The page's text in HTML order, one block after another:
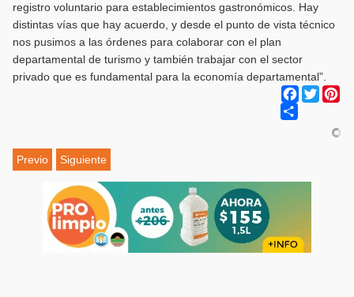
registro voluntario para establecimientos gastronómicos. Hay
distintas vías que hay acuerdo, y desde el punto de vista técnico
nos pusimos a las órdenes para colaborar con el plan
departamental de turismo y también trabajar con el sector
privado que es fundamental para la economía departamental”.
Facebook
Twitter
Previo Siguiente